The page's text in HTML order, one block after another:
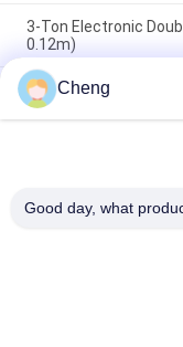
3-Ton Electronic
0.12m)
Échelle de fauteuil
Salle de réadaptation
en option
Zémique H8C cellule
Cheng
Good day, what